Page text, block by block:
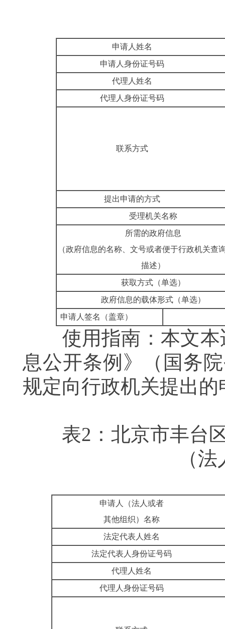
申请人姓名
申请人身份证号码
代理人姓名
代理人身份证号码
联系方式
提出申请的方式
受理机关名称
所需的政府信息
（政府信息的名称、文号或者便于行政机关查
描述）
获取方式（单选）
政府信息的载体形式（单选
申请人签名（盖章）
使用指南：本文本
息公开条例》（国务
规定向行政机关提出
表2：北京市丰台
（
申请人（法人或者
其他组织）名称
法定代表人姓名
法定代表人身份证号码
代理人姓名
代理人身份证号码